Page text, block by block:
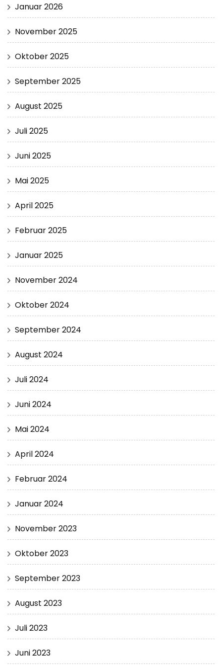
Januar 2026
November 2025
Oktober 2025
September 2025
August 2025
Juli 2025
Juni 2025
Mai 2025
April 2025
Februar 2025
Januar 2025
November 2024
Oktober 2024
September 2024
August 2024
Juli 2024
Juni 2024
Mai 2024
April 2024
Februar 2024
Januar 2024
November 2023
Oktober 2023
September 2023
August 2023
Juli 2023
Juni 2023